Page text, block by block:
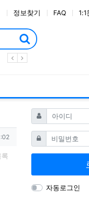
정보찾기 FAQ 1:1
아이디 필수
비밀번호필수
자동로그인